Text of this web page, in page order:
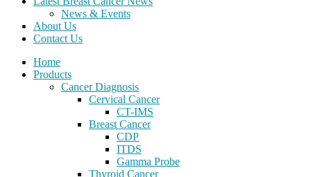
News & Events
About Us
Contact Us
Home
Products
Cancer Diagnosis
Cervical Cancer
CT-IMS
Breast Cancer
CDP
ITDS
Gamma Probe
Thyroid Cancer